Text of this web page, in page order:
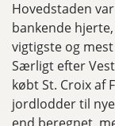
Hovedstaden
bankende
vigtigste og
Særligt efter
købt St. Croix af
jordlodder til